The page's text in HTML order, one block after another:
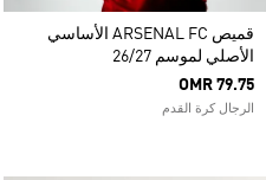
قميص ARSENAL FC الأساسي
الأصلي لموسم 26/27
OMR 79.75
الرجال كرة القدم